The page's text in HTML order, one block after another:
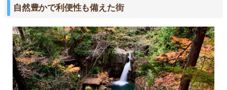
自然豊かで利便性も備えた街